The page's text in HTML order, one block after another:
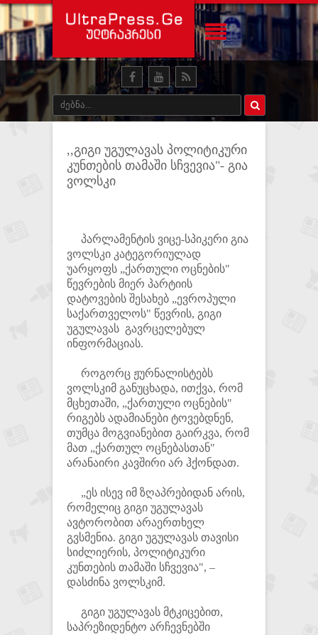
,,გიგი უგულავას პოლიტიკური
კუნთების თამაში სჩვევია"- გია
ვოლსკი
პარლამენტის ვიცე-სპიკერი გია
ვოლსკი კატეგორიულად
უარყოფს „ქართული ოცნების"
წევრების მიერ პარტიის
დატოვების შესახებ „ევროპული
საქართველოს" წევრის, გიგი
უგულავას გავრცელებულ
ინფორმაციას.
როგორც ჟურნალისტებს
ვოლსკიმ განუცხადა, ითქვა, რომ
მცხეთაში, „ქართული ოცნების"
რიგებს ადამიანები ტოვებდნენ,
თუმცა მოგვიანებით გაირკვა, რომ
მათ „ქართულ ოცნებასთან"
არანაირი კავშირი არ ჰქონდათ.
„ეს ისევ იმ ზღაპრებიდან არის,
რომელიც გიგი უგულავას
ავტორობით არაერთხელ
გვსმენია. გიგი უგულავას თავისი
სიძლიერის, პოლიტიკური
კუნთების თამაში სჩვევია", –
დასძინა ვოლსკიმ.
გიგი უგულავას მტკიცებით,
საპრეზიდენტო არჩევნებში